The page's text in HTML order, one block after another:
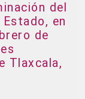
del
en
de
Tlaxcala,